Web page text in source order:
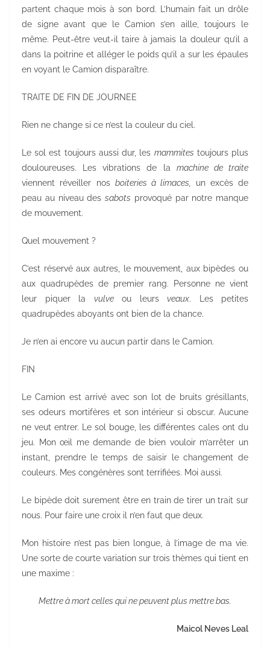
partent chaque mois à son bord. L’humain fait un drôle
de signe avant que le Camion s’en aille, toujours le
même. Peut-être veut-il taire à jamais la douleur qu’il a
dans la poitrine et alléger le poids qu’il a sur les épaules
en voyant le Camion disparaître.
TRAITE DE FIN DE JOURNEE
Rien ne change si ce n’est la couleur du ciel.
Le sol est toujours aussi dur, les mammites toujours plus
douloureuses. Les vibrations de la machine de traite
viennent réveiller nos boiteries à limaces, un excès de
peau au niveau des sabots provoqué par notre manque
de mouvement.
Quel mouvement ?
C’est réservé aux autres, le mouvement, aux bipèdes ou
aux quadrupèdes de premier rang. Personne ne vient
leur piquer la vulveou leurs veaux. Les petites
quadrupèdes aboyants ont bien de la chance.
Je n’en ai encore vu aucun partir dans le Camion.
FIN
Le Camion est arrivé avec son lot de bruits grésillants,
ses odeurs mortifères et son intérieur si obscur. Aucune
ne veut entrer. Le sol bouge, les différentes cales ont du
jeu. Mon œil me demande de bien vouloir m’arrêter un
instant, prendre le temps de saisir le changement de
couleurs. Mes congénères sont terrifiées. Moi aussi.
Le bipède doit surement être en train de tirer un trait sur
nous. Pour faire une croix il n’en faut que deux.
Mon histoire n’est pas bien longue, à l’image de ma vie.
Une sorte de courte variation sur trois thèmes qui tient en
une maxime :
Mettre à mort celles qui ne peuvent plus mettre bas.
Maicol Neves Leal